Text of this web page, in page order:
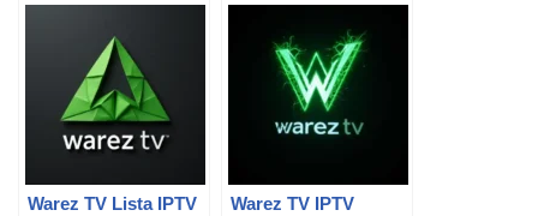
Warez TV Lista IPTV
Warez TV IPTV